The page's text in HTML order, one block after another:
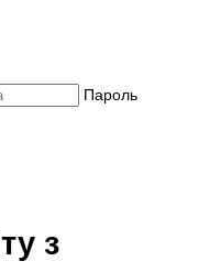
Пароль
з